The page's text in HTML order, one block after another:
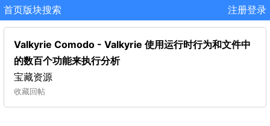
首页版块搜索 注册登录
Valkyrie Comodo - Valkyrie 使用运行时行为和文件中
的数百个功能来执行分析
宝藏资源
收藏回帖